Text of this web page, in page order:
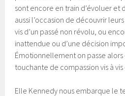
sont encore en train d’évoluer et
aussi l’occasion de découvrir
vis d’un passé non révolu, ou
inattendue ou d’une décision
Émotionnellement on passe
touchante de compassion vis à
Elle Kennedy nous embarque le